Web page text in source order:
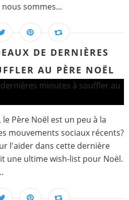
sommes...
DE DERNIÈRES
AU PÈRE NOËL
Père Noël est un peu à la
mouvements sociaux récents?
l'aider dans cette dernière
une ultime wish-list pour Noël.